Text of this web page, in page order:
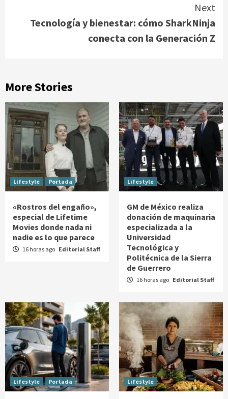
Next
Tecnología y bienestar: cómo SharkNinja
conecta con la Generación Z
More Stories
Lifestyle Portada
«Rostros del engaño»,
especial de Lifetime
Movies donde nada ni
nadie es lo que parece
16 horas ago Editorial Staff
Lifestyle
GM de México realiza
donación de maquinaria
especializada a la
Universidad
Tecnológica y
Politécnica de la Sierra
de Guerrero
16 horas ago Editorial Staff
Lifestyle Portada Lifestyle